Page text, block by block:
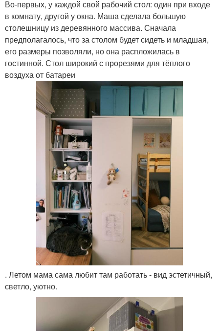
Во-первых, у каждой свой рабочий стол: один при входе
в комнату, другой у окна. Маша сделала большую
столешницу из деревянного массива. Сначала
предполагалось, что за столом будет сидеть и младшая,
его размеры позволяли, но она распложилась в
гостинной. Стол широкий с прорезями для тёплого
воздуха от батареи
. Летом мама сама любит там работать - вид эстетичный,
светло, уютно.